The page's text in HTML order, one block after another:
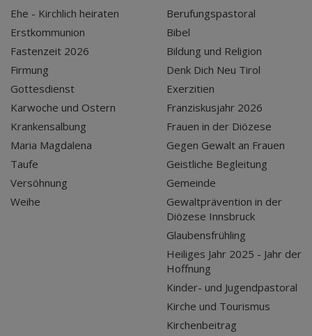
Ehe - Kirchlich heiraten
Erstkommunion
Fastenzeit 2026
Firmung
Gottesdienst
Karwoche und Ostern
Krankensalbung
Maria Magdalena
Taufe
Versöhnung
Weihe
Berufungspastoral
Bibel
Bildung und Religion
Denk Dich Neu Tirol
Exerzitien
Franziskusjahr 2026
Frauen in der Diözese
Gegen Gewalt an Frauen
Geistliche Begleitung
Gemeinde
Gewaltprävention in der
Diözese Innsbruck
Glaubensfrühling
Heiliges Jahr 2025 - Jahr der
Hoffnung
Kinder- und Jugendpastoral
Kirche und Tourismus
Kirchenbeitrag